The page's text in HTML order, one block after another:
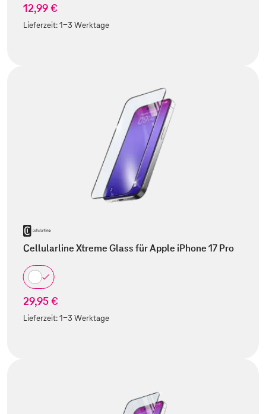
12,99 €
Lieferzeit:1-3 Werktage
Cellularline Xtreme Glass für Apple iPhone 17 Pro
29,95 €
Lieferzeit:1-3 Werktage